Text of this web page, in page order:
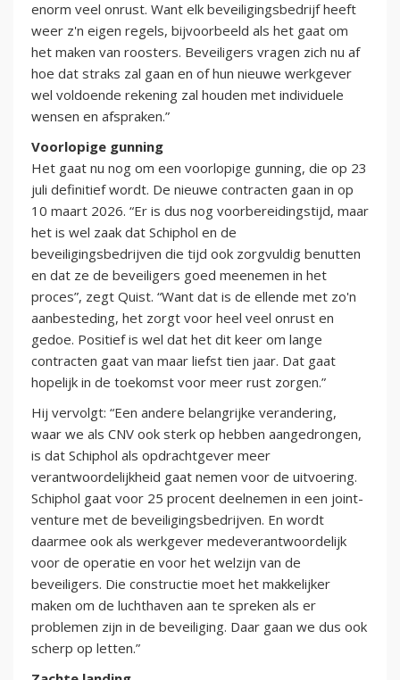
enorm veel onrust. Want elk beveiligingsbedrijf heeft
weer z'n eigen regels, bijvoorbeeld als het gaat om
het maken van roosters. Beveiligers vragen zich nu af
hoe dat straks zal gaan en of hun nieuwe werkgever
wel voldoende rekening zal houden met individuele
wensen en afspraken.”
Voorlopige gunning
Het gaat nu nog om een voorlopige gunning, die op 23
juli definitief wordt. De nieuwe contracten gaan in op
10 maart 2026. “Er is dus nog voorbereidingstijd, maar
het is wel zaak dat Schiphol en de
beveiligingsbedrijven die tijd ook zorgvuldig benutten
en dat ze de beveiligers goed meenemen in het
proces”, zegt Quist. “Want dat is de ellende met zo'n
aanbesteding, het zorgt voor heel veel onrust en
gedoe. Positief is wel dat het dit keer om lange
contracten gaat van maar liefst tien jaar. Dat gaat
hopelijk in de toekomst voor meer rust zorgen.”
Hij vervolgt: “Een andere belangrijke verandering,
waar we als CNV ook sterk op hebben aangedrongen,
is dat Schiphol als opdrachtgever meer
verantwoordelijkheid gaat nemen voor de uitvoering.
Schiphol gaat voor 25 procent deelnemen in een joint-
venture met de beveiligingsbedrijven. En wordt
daarmee ook als werkgever medeverantwoordelijk
voor de operatie en voor het welzijn van de
beveiligers. Die constructie moet het makkelijker
maken om de luchthaven aan te spreken als er
problemen zijn in de beveiliging. Daar gaan we dus ook
scherp op letten.”